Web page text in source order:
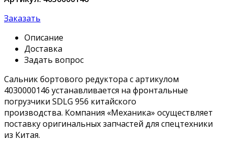
Заказать
Описание
Доставка
Задать вопрос
Сальник бортового редуктора с артикулом
4030000146 устанавливается на фронтальные
погрузчики SDLG 956 китайского
производства. Компания «Механика» осуществляет
поставку оригинальных запчастей для спецтехники
из Китая.